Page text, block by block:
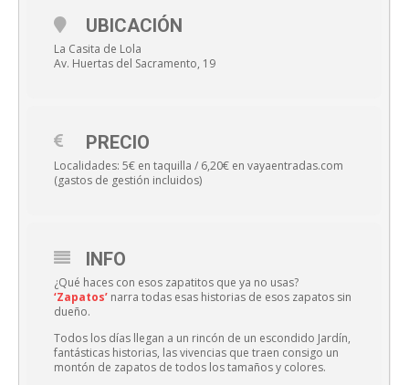
UBICACIÓN
La Casita de Lola
Av. Huertas del Sacramento, 19
PRECIO
Localidades: 5€ en taquilla / 6,20€ en vayaentradas.com
(gastos de gestión incluidos)
INFO
¿Qué haces con esos zapatitos que ya no usas?
‘Zapatos’ narra todas esas historias de esos zapatos sin
dueño.
Todos los días llegan a un rincón de un escondido Jardín,
fantásticas historias, las vivencias que traen consigo un
montón de zapatos de todos los tamaños y colores.